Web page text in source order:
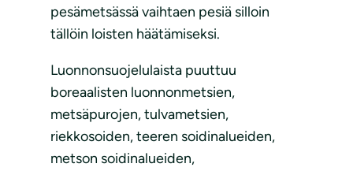
pesämetsässä vaihtaen pesiä silloin
tällöin loisten häätämiseksi.
Luonnonsuojelulaista puuttuu
boreaalisten luonnonmetsien,
metsäpurojen, tulvametsien,
riekkosoiden, teeren soidinalueiden,
metson soidinalueiden,